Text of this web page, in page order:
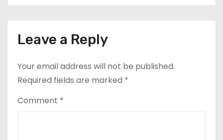
n
Leave a Reply
Your email address will not be published.
Required fields are marked *
Comment *